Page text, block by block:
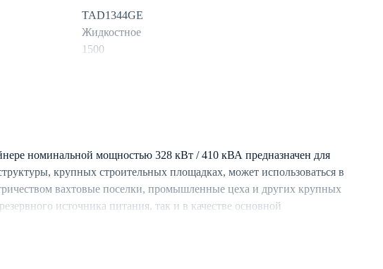
TAD1344GE
Жидкостное
1500
Mecc Alte
номинальной мощностью 328 кВт / 410 кВА предназначен для
крупных строительных площадках, может использоваться в
вахтовые поселки, промышленные цеха и других крупных
источника питания, так и в качестве основной
каскадного подключения с аналогичными ДЭС.